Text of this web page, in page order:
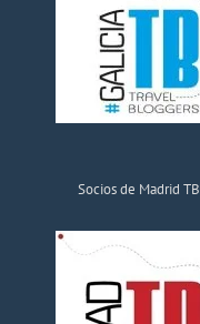
Socios de Madrid TB